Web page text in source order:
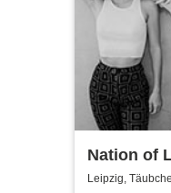
Nation of
Leipzig,